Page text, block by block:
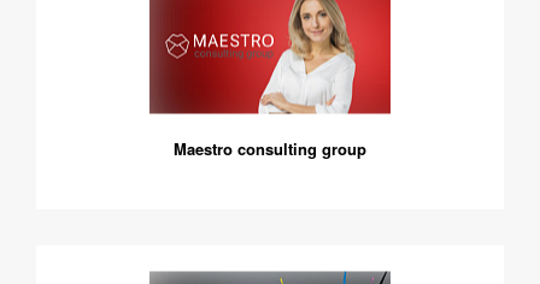
Maestro consulting group